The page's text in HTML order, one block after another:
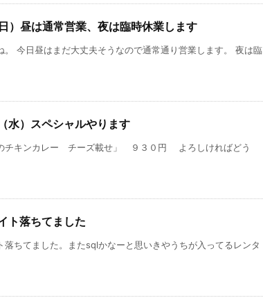
）昼は通常営業、夜は臨時休業します
。 今日昼はまだ大丈夫そうなので通常通り営業します。 夜は臨
水）スペシャルやります
のチキンカレー チーズ載せ」 ９３０円 よろしければどう
ト落ちてました
落ちてました。またsqlかなーと思いきやうちが入ってるレンタ